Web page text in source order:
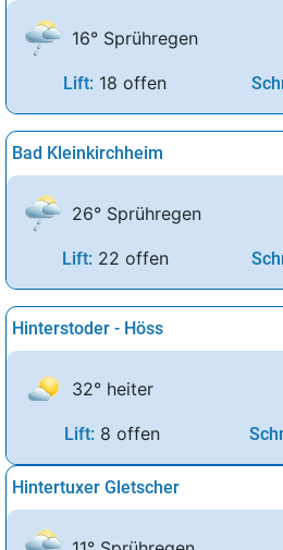
16° Sprühregen
Lift: 18 offen
Bad Kleinkirchheim
26° Sprühregen
Lift: 22 offen
Hinterstoder - Höss
32° heiter
Lift: 8 offen
Hintertuxer Gletscher